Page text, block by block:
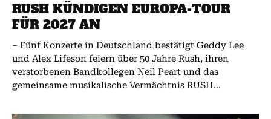
RUSH KÜNDIGEN EUROPA-TOUR
FÜR 2027 AN
– Fünf Konzerte in Deutschland bestätigt Geddy Lee
und Alex Lifeson feiern über 50 Jahre Rush, ihren
verstorbenen Bandkollegen Neil Peart und das
gemeinsame musikalische Vermächtnis RUSH...